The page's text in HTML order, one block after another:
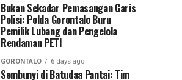
Bukan Sekadar Pemasangan Garis
Polisi: Polda Gorontalo Buru
Pemilik Lubang dan Pengelola
Rendaman PETI
GORONTALO 6 days ago
Sembunyi di Batudaa Pantai: Tim